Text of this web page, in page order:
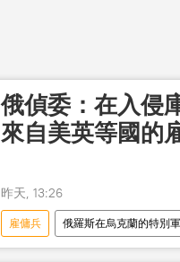
俄偵委：在入侵
來自美英等國的
昨天, 13:26
雇傭兵 俄羅斯在烏克蘭的特別